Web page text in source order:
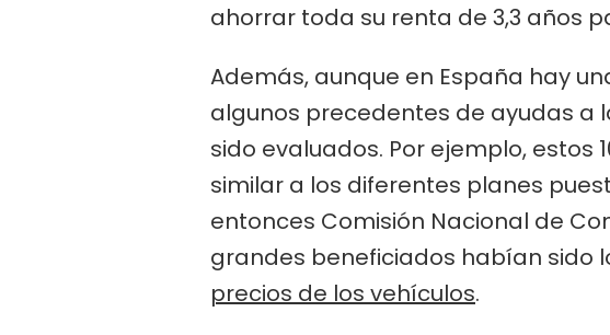
ahorrar toda su renta de 3,3 años
Además, aunque en España hay
algunos precedentes de ayudas a
sido evaluados. Por ejemplo, estos
similar a los diferentes planes
entonces Comisión Nacional de
grandes beneficiados habían sido
precios de los vehículos.